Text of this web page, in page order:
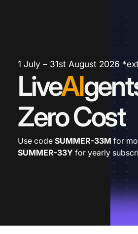
1 July – 31st August 2026
LiveAI
Zero Cost
Use code SUMMER-33M for
SUMMER-33Y for yearly